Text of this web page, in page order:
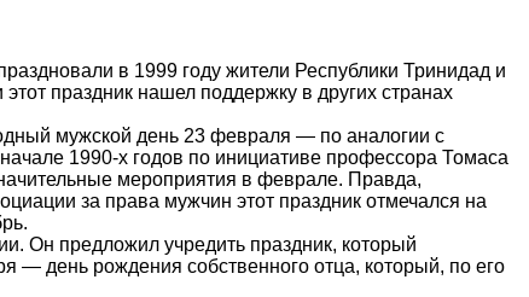
в 1999 году жители Республики Тринидад и
праздник нашел поддержку в других странах
мужской день 23 февраля — по аналогии с
1990-х годов по инициативе профессора Томаса
мероприятия в феврале. Правда,
за права мужчин этот праздник отмечался на
Он предложил учредить праздник, который
— день рождения собственного отца, который, по его